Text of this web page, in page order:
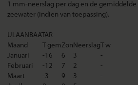
1 mm-neerslag per dag en de
zeewater (indien van toepassing).
ULAANBAATAR
Maand
T gemZonNeerslagT w
Januari
-16 6 3
-
Februari
-12 7 2
-
Maart
-3 9 3
-